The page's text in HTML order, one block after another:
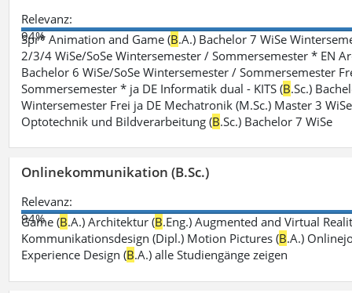
Relevanz:
94%
Spr* Animation and Game (B.A.) Bachelor 7 WiSe
2/3/4 WiSe/SoSe Wintersemester / Sommersemester * EN
Bachelor 6 WiSe/SoSe Wintersemester / Sommersemester
Sommersemester * ja DE Informatik dual - KITS (B.Sc.)
Wintersemester Frei ja DE Mechatronik (M.Sc.) Master 3
Optotechnik und Bildverarbeitung (B.Sc.) Bachelor 7 WiSe
Onlinekommunikation (B.Sc.)
Relevanz:
94%
Game (B.A.) Architektur (B.Eng.) Augmented and Virtual
Kommunikationsdesign (Dipl.) Motion Pictures (B.A.)
Experience Design (B.A.) alle Studiengänge zeigen